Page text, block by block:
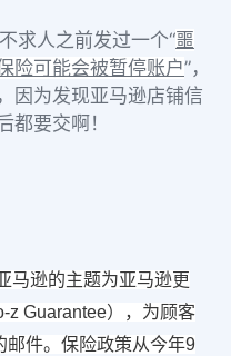
不求人之前发过一个“噩
险可能会被暂停账户”，
因为发现亚马逊店铺信
都要交啊！
马逊的主题为亚马逊更
z Guarantee），为顾客
邮件。保险政策从今年9